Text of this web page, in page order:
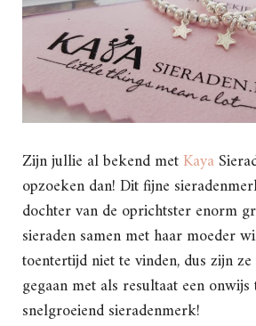
Zijn jullie al bekend metKaya
opzoeken dan! Dit fijne
dochter van de oprichtster enorm
sieraden samen met haar moeder
toentertijd niet te vinden, dus zijn
gegaan met als resultaat een
snelgroeiend sieradenmerk!